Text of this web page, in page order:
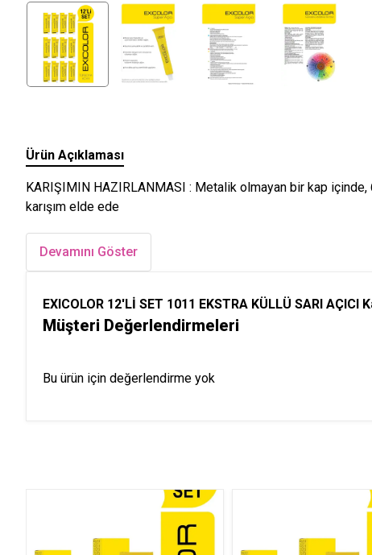
Ürün Açıklaması
KARIŞIMIN HAZIRLANMASI : Metalik olmayan bir kap içinde,
karışım elde ede
Devamını Göster
EXICOLOR 12'Lİ SET 1011 EKSTRA KÜLLÜ SARI AÇICI
Müşteri Değerlendirmeleri
Bu ürün için değerlendirme yok